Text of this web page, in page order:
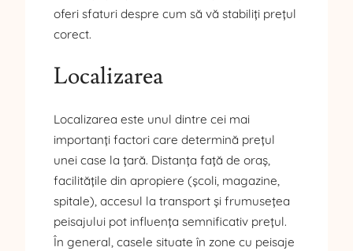
oferi sfaturi despre cum să vă stabiliți prețul
corect.
Localizarea
Localizarea este unul dintre cei mai
importanți factori care determină prețul
unei case la țară. Distanța față de oraș,
facilitățile din apropiere (școli, magazine,
spitale), accesul la transport și frumusețea
peisajului pot influența semnificativ prețul.
În general, casele situate în zone cu peisaje